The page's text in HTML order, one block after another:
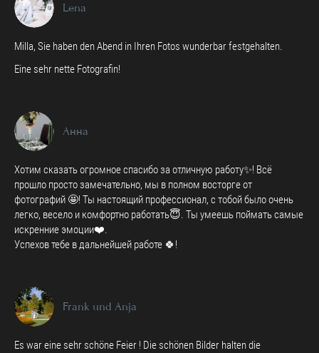
Lena
Milla, Sie haben den Abend in Ihren Fotos wunderbar festgehalten.
Eine sehr nette Fotografin!
Анна
Хотим сказать огромное спасибо за отличную работу✨️! Всё
прошло просто замечательно, мы в полном восторге от
фотографий 🤩! Ты настоящий профессионал, с тобой было очень
легко, весело и комфортно работать😇. Ты умеешь поймать самые
искренние эмоции❤️.
Успехов тебе в дальнейшей работе 🍀!
Frank und Anja
Es war eine sehr schöne Feier ! Die schönen Bilder halten die